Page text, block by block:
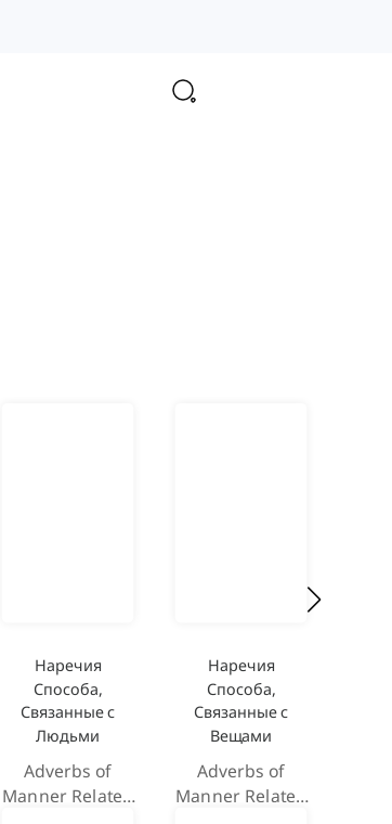
Наречия
Способа,
Связанные с
Людьми
Adverbs of
Manner Related
Наречия
Способа,
Связанные с
Вещами
Adverbs of
Manner Related